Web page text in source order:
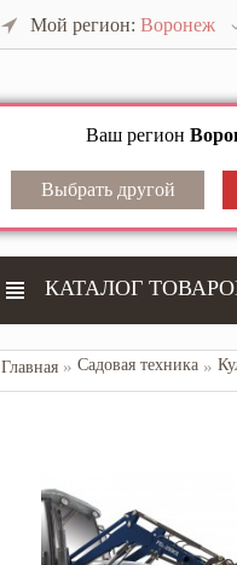
Мой регион: Воронеж
Ваш регион
КАТАЛОГ
Главная Садовая техника